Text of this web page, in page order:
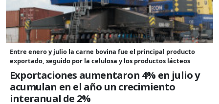
Entre enero y julio la carne bovina fue el principal producto
exportado, seguido por la celulosa y los productos lácteos
Exportaciones aumentaron 4% en julio y
acumulan en el año un crecimiento
interanual de 2%